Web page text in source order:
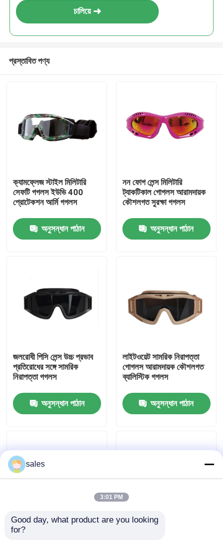
আমাদের সম্পর্কে
কারখানা ভ্রমণ
যোগাযোগ করুন
খবর
উদ্ধৃতির জন্য আবেদন
চালিয়ে
প্রস্তাবিত পণ্য
ক্যামফ্লেজ স্টাইল মিলিটারি
সেফটি গগলস ইউভি 400
প্রোটেকশন আর্মি গগলস
অনুসন্ধান পাঠান
নন ফোগ লেন্স মিলিটারি
ট্যাকটিকাল গোগলস আরামদায়ক
কৌশলগত সুরক্ষা গগলস
অনুসন্ধান পাঠান
জলরোধী পিসি লেন্স উচ্চ প্রভাব
প্রতিরোধের সঙ্গে সামরিক
নিরাপত্তা গগলস
অনুসন্ধান পাঠান
লাইটওয়েট সামরিক নিরাপত্তা
গোগলস আরামদায়ক কৌশলগত
ব্যালিস্টিক গগলস
অনুসন্ধান পাঠান
উচ্চ প্রভাব প্রতিরোধী সামরিক
sales
3:01 PM
Good day, what product are you looking
for?